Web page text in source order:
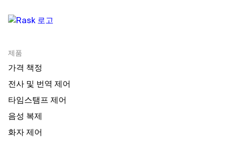
제품
가격 책정
전사 및 번역 제어
타임스탬프 제어
음성 복제
화자 제어